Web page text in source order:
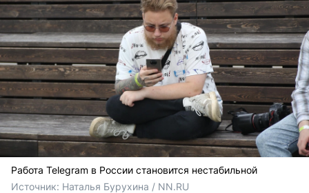
Работа Telegram в России становится нестабильной
Источник: Наталья Бурухина / NN.RU